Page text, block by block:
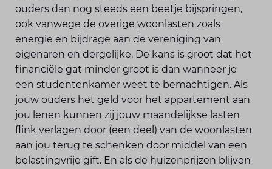
ouders dan nog steeds een beetje bijspringen,
ook vanwege de overige woonlasten zoals
energie en bijdrage aan de vereniging van
eigenaren en dergelijke. De kans is groot dat het
financiële gat minder groot is dan wanneer je
een studentenkamer weet te bemachtigen. Als
jouw ouders het geld voor het appartement aan
jou lenen kunnen zij jouw maandelijkse lasten
flink verlagen door (een deel) van de woonlasten
aan jou terug te schenken door middel van een
belastingvrije gift. En als de huizenprijzen blijven